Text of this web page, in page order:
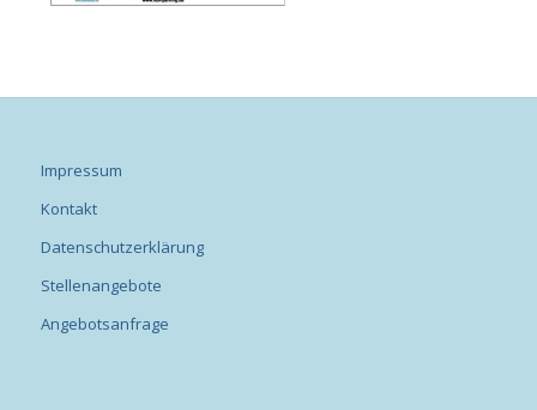
Impressum
Kontakt
Datenschutzerklärung
Stellenangebote
Angebotsanfrage